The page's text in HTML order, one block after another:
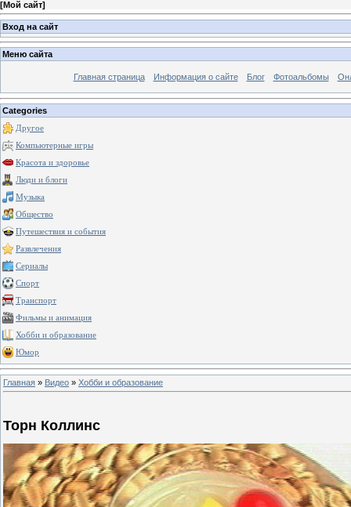
[Мой сайт]
Вход на сайт
Меню сайта
Главная страница Информация о сайте Блог Фотоальбомы
Categories
Другое
Компьютерные игры
Красота и здоровье
Люди и блоги
Музыка
Общество
Путешествия и события
Развлечения
Сериалы
Спорт
Транспорт
Фильмы и анимация
Хобби и образование
Юмор
Главная » Видео » Хобби и образование
Торн Коллинс